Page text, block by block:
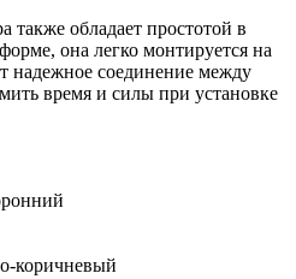
также обладает простотой в
она легко монтируется на
надежное соединение между
время и силы при установке
коричневый